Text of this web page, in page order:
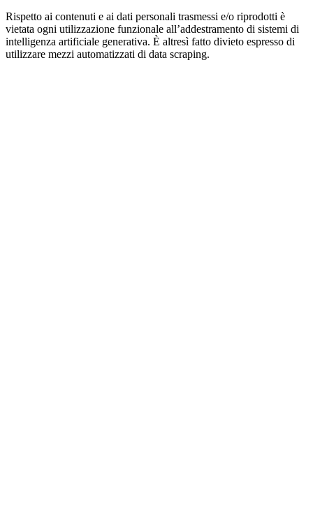
Rispetto ai contenuti e ai dati personali trasmessi e/o riprodotti è
vietata ogni utilizzazione funzionale all’addestramento di sistemi di
intelligenza artificiale generativa. È altresì fatto divieto espresso di
utilizzare mezzi automatizzati di data scraping.